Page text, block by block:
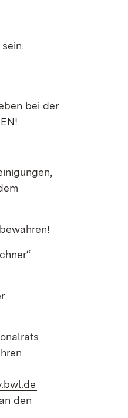
bei der
den